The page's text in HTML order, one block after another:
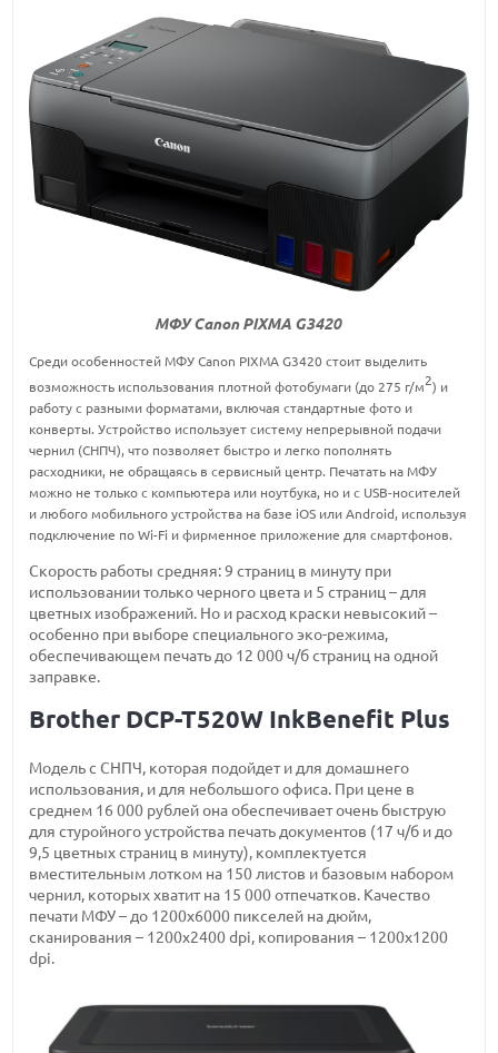
МФУ Canon PIXMA G3420
Среди особенностей МФУ Canon PIXMA G3420 стоит выделить
возможность использования плотной фотобумаги (до 275 г/м2) и
работу с разными форматами, включая стандартные фото и
конверты. Устройство использует систему непрерывной подачи
чернил (СНПЧ), что позволяет быстро и легко пополнять
расходники, не обращаясь в сервисный центр. Печатать на МФУ
можно не только с компьютера или ноутбука, но и с USB-носителей
и любого мобильного устройства на базе iOS или Android, используя
подключение по Wi-Fi и фирменное приложение для смартфонов.
Скорость работы средняя: 9 страниц в минуту при
использовании только черного цвета и 5 страниц – для
цветных изображений. Но и расход краски невысокий –
особенно при выборе специального эко-режима,
обеспечивающем печать до 12 000 ч/б страниц на одной
заправке.
Brother DCP-T520W InkBenefit Plus
Модель с СНПЧ, которая подойдет и для домашнего
использования, и для небольшого офиса. При цене в
среднем 16 000 рублей она обеспечивает очень быструю
для стуройного устройства печать документов (17 ч/б и до
9,5 цветных страниц в минуту), комплектуется
вместительным лотком на 150 листов и базовым набором
чернил, которых хватит на 15 000 отпечатков. Качество
печати МФУ – до 1200х6000 пикселей на дюйм,
сканирования – 1200х2400 dpi, копирования – 1200х1200
dpi.